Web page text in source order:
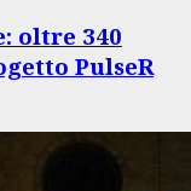
oltre 340
PulseR